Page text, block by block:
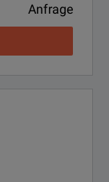
Anfrage